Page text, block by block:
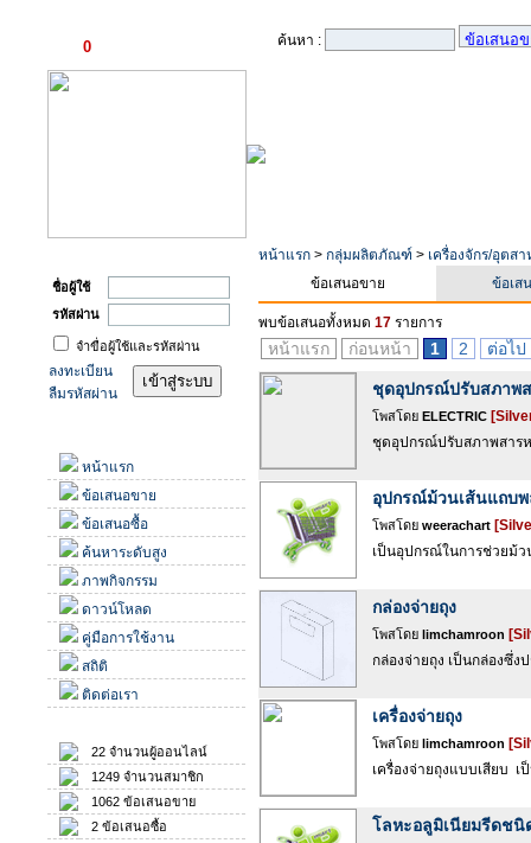
0
ค้นหา :
ชื่อผู้ใช้
รหัสผ่าน
จำขื่อผู้ใช้และรหัสผ่าน
ลงทะเบียน
ลืมรหัสผ่าน
หน้าแรก
ข้อเสนอขาย
ข้อเสนอซื้อ
ค้นหาระดับสูง
ภาพกิจกรรม
ดาวน์โหลด
คู่มือการใช้งาน
สถิติ
ติดต่อเรา
22 จำนวนผู้ออนไลน์
1249 จำนวนสมาชิก
1062 ข้อเสนอขาย
2 ข้อเสนอซื้อ
หน้าแรก > กลุ่มผลิตภัณฑ์ > เครื่องจักร/อุตส
ข้อเสนอขาย
ข้อเส
พบข้อเสนอทั้งหมด 17 รายการ
หน้าแรก ก่อนหน้า 1 2 ต่อไป
ชุดอุปกรณ์ปรับสภาพ
โพสโดย ELECTRIC
ชุดอุปกรณ์ปรับสภาพสารห
อุปกรณ์ม้วนเส้นแถบ
โพสโดย weerachart
เป็นอุปกรณ์ในการช่วยม้ว
กล่องจ่ายถุง
โพสโดย limchamroon
กล่องจ่ายถุง เป็นกล่องซึ่ง
เครื่องจ่ายถุง
โพสโดย limchamroon
เครื่องจ่ายถุงแบบเสียบ
โลหะอลูมิเนียมรีดช